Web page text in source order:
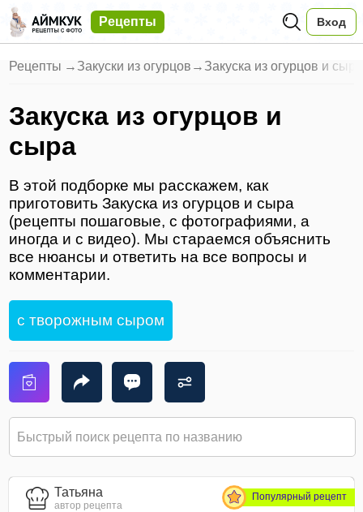
Рецепты Вход
Рецепты → Закуски из огурцов → Закуска из огурцов и сыра
Закуска из огурцов и
сыра
В этой подборке мы расскажем, как
приготовить Закуска из огурцов и сыра
(рецепты пошаговые, с фотографиями, а
иногда и с видео). Мы стараемся объяснить
все нюансы и ответить на все вопросы и
комментарии.
с творожным сыром
Татьяна
автор рецепта
Популярный рецепт